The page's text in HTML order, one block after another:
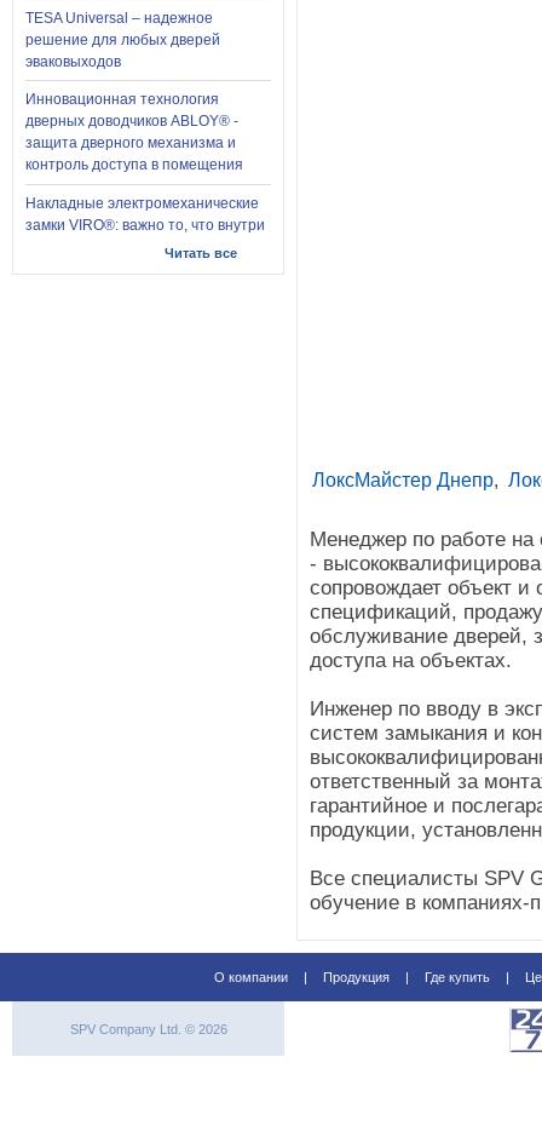
ЛоксМайстер Днепр,
Менеджер по работе на
-
сопровождает объект и
спецификаций,
обслуживание дверей,
доступа на объектах.
Инженер по вводу в
систем замыкания и
ответственный за
гарантийное и
продукции,
Все специалисты SPV
обучение в компаниях-
TESA Universal – надежное
решение для любых дверей
эваковыходов
Инновационная технология
дверных доводчиков ABLOY® -
защита дверного механизма и
контроль доступа в помещения
Накладные электромеханические
замки VIRO®: важно то, что внутри
Читать все
О компании | Продукция | Где купить |
SPV Company Ltd. © 2026